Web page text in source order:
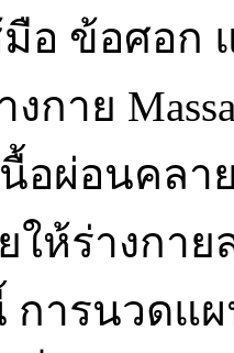
อ ข้อศอก
าย
อผ่อนคลา
ให้ร่างกา
ารนวดแ